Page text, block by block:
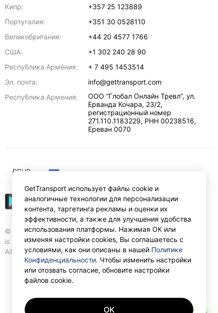
Кипр:
+357 25 123889
Португалия:
+351 30 0528110
Великобритания:
+44 20 4577 1766
США:
+1 302 240 28 90
Республика Армения:
+ 7 495 1453514
Эл. почта:
info@gettransport.com
Республика Армения:
ООО “Глобал Онлайн Тревл”, ул.
Ерванда Кочара, 23/2,
регистрационный номер
271.110.1183229, РНН 00238516,
Ереван 0070
© Gettransport International Limited. GetTransport®
is trademark of Gettransport International Limited.
All rights reserved.
₽RUB
GetTransport использует файлы cookie и
аналогичные технологии для персонализации
контента, таргетинга рекламы и оценки их
эффективности, а также для улучшения удобства
использования платформы. Нажимая ОК или
изменяя настройки cookies, Вы соглашаетесь с
условиями, как они описаны в нашей Политике
Конфиденциальности. Чтобы изменить настройки
или отозвать согласие, обновите настройки
файлов cookie.
OK